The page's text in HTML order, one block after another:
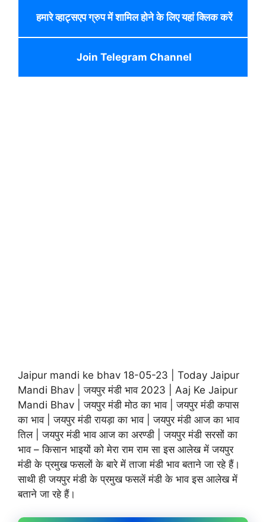
हमारे व्हाट्सएप ग्रुप में शामिल होने के लिए यहां क्लिक करें
Join Telegram Channel
Jaipur mandi ke bhav 18-05-23 | Today Jaipur
Mandi Bhav | जयपुर मंडी भाव 2023 | Aaj Ke Jaipur
Mandi Bhav | जयपुर मंडी मोठ का भाव | जयपुर मंडी कपास
का भाव | जयपुर मंडी रायड़ा का भाव | जयपुर मंडी आज का भाव
तिल | जयपुर मंडी भाव आज का अरण्डी | जयपुर मंडी सरसों का
भाव – किसान भाइयों को मेरा राम राम सा इस आलेख में जयपुर
मंडी के प्रमुख फसलों के बारे में ताजा मंडी भाव बताने जा रहे हैं।
साथी ही जयपुर मंडी के प्रमुख फसलें मंडी के भाव इस आलेख में
बताने जा रहे हैं।